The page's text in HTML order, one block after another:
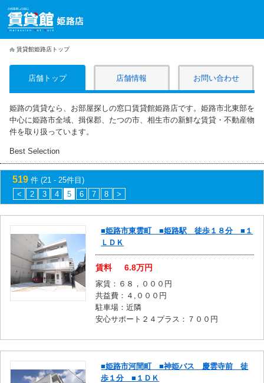
賃貸館姫路店トップ
店舗トップ 店舗情報 お問い合わせ
姫路の賃貸なら、お部屋探しの窓口賃貸館姫路店です。姫路市北東部を
中心に姫路市全域、揖保郡、たつの市、相生市の新鮮な賃貸・不動産物
件を取り扱っています。
Best Selection
519 件 (21 - 25件目)
<
2 3 4 5 6 7 8 >
■姫路市東雲町 ■姫路駅 徒歩１８分 ■１
ＬＤＫ
賃料 6.8万円
家賃：６８，０００円
共益費：４,０００円
駐車場：近隣
安心サポート２４プラス：７００円
■姫路市河間町 ■神姫バス 慶雲寺前 徒
歩１分 ■１ＤＫ